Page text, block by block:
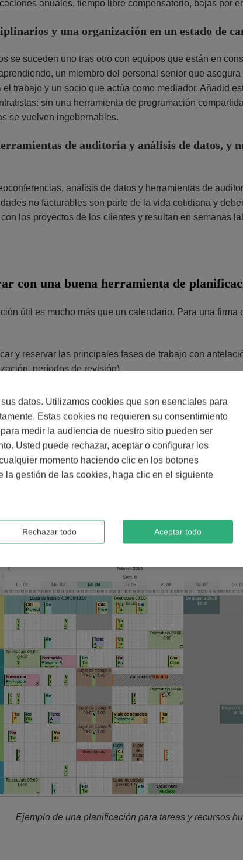
anuales, tiempo libre compensatorio, bajas por
y una organización en un estado de
se suceden uno tras otro con equipos que están en
un miembro del personal senior que
trabajo y un socio que actúa como mediador. Añadid
sin una herramienta de programación
se vuelven ingobernables.
de auditoría y análisis de datos, y
análisis de datos y herramientas de
no facturables son parte de la vida cotidiana y
los proyectos de los clientes y resultan en semanas
con una buena herramienta de
útil es mucho más que un calendario. Para una firma
y reservar las principales fases de trabajo con
períodos de revisión).
sobre la marcha cuando un proyecto se retrasa,
en la antigüedad y habilidades: asignar a la persona
una solución en el último minuto.
/ oficinas: evitar solapamientos en la
anuales, tiempo libre compensatorio, bajas por
libre.
: salas de reuniones, vehículos, equipos que deben
Ejemplo de una planificación para tareas y recursos
datos. Utilizamos cookies que son esenciales para
Estas cookies no requieren su consentimiento
medir la audiencia de nuestro sitio pueden ser
Usted puede rechazar, aceptar o configurar los
momento haciendo clic en los botones
la gestión de las cookies, haga clic en el siguiente
Rechazar todo Aceptar todo